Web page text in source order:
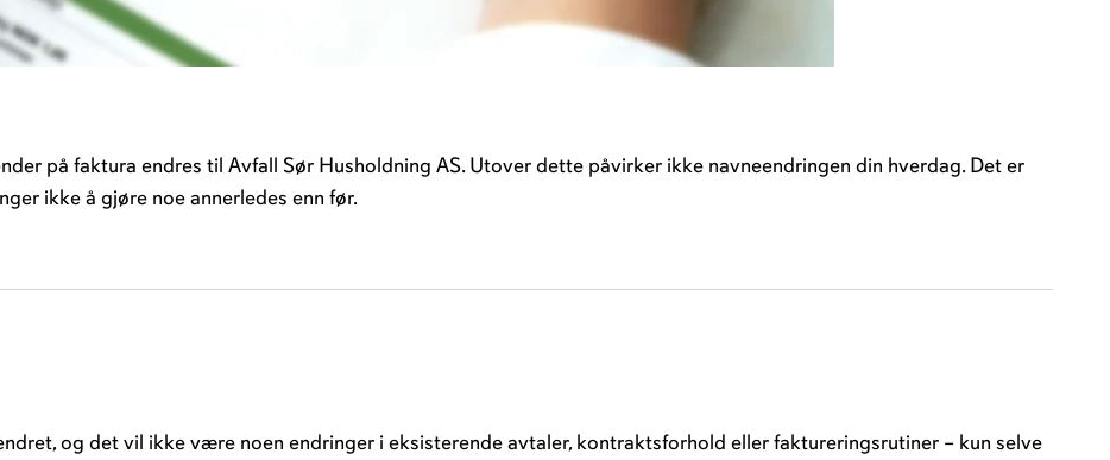
på faktura endres til Avfall Sør Husholdning AS. Utover dette påvirker ikke navneendringen din hverdag. Det er
ikke å gjøre noe annerledes enn før.
og det vil ikke være noen endringer i eksisterende avtaler, kontraktsforhold eller faktureringsrutiner – kun selve